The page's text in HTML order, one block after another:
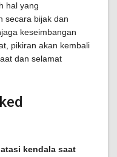
hal yang
secara bijak dan
keseimbangan
pikiran akan kembali
dan selamat
kendala saat